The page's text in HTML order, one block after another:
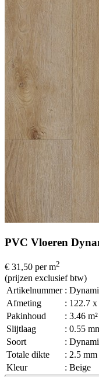
PVC Vloeren
€ 31,50 per m2
(prijzen exclusief btw)
Artikelnummer :
Afmeting
: 122.7
Pakinhoud
: 3.46 m²
Slijtlaag
: 0.55
Soort
:
Totale dikte
: 2.5 mm
Kleur
: Beige